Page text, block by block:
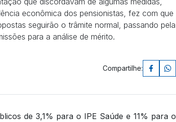
econômica dos pensionistas, fez com que
seguirão o trâmite normal, passando pela
para a análise de mérito.
Compartilhe:
de 3,1% para o IPE Saúde e 11% para o